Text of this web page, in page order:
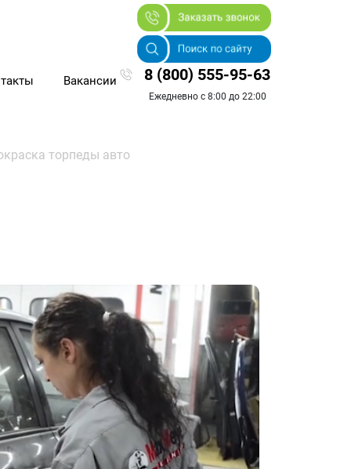
Вакансии 8 (800) 555-95-63
Ежедневно с 8:00 до 22:00
торпеды авто